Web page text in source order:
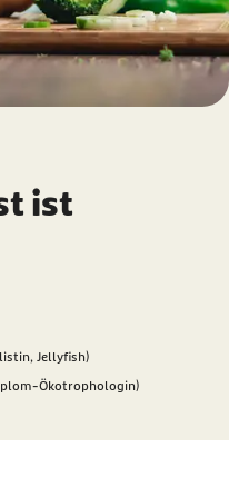
ist
Jellyfish)
Ökotrophologin)